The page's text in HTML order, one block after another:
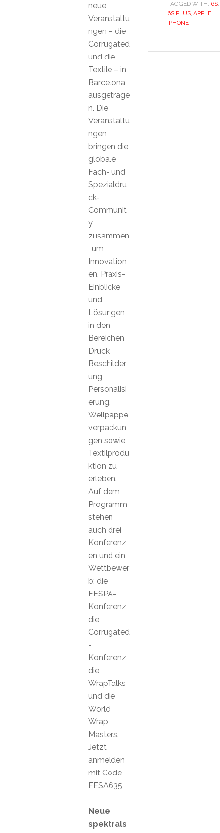
TAGGED WITH: 6S,
6S PLUS, APPLE,
IPHONE
neue
Veranstaltu
ngen – die
Corrugated
und die
Textile – in
Barcelona
ausgetrage
n. Die
Veranstaltu
ngen
bringen die
globale
Fach- und
Spezialdru
ck-
Communit
y
zusammen
, um
Innovation
en, Praxis-
Einblicke
und
Lösungen
in den
Bereichen
Druck,
Beschilder
ung,
Personalisi
erung,
Wellpappe
verpackun
gen sowie
Textilprodu
ktion zu
erleben.
Auf dem
Programm
stehen
auch drei
Konferenz
en und ein
Wettbewer
b: die
FESPA-
Konferenz,
die
Corrugated
-
Konferenz,
die
WrapTalks
und die
World
Wrap
Masters.
Jetzt
anmelden
mit Code
FESA635
Neue
spektrals